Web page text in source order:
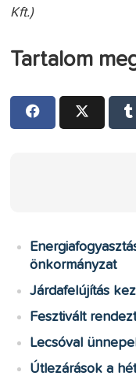
Kft.)
Tartalom
önkormányzat
Járdafelújítás
Fesztivált
Lecsóval
Útlezárások a